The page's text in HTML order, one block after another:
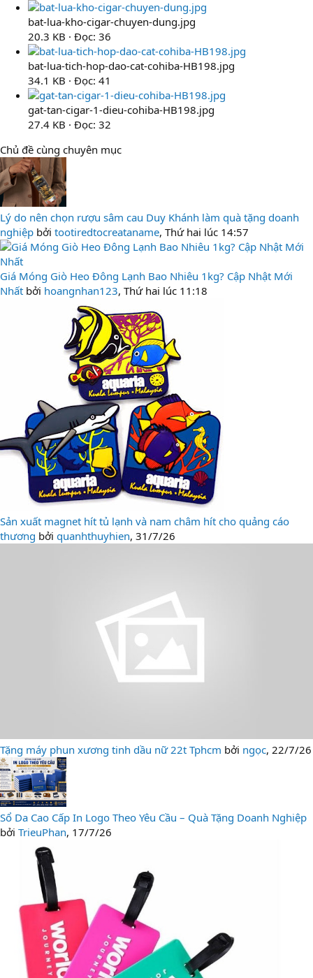
bat-lua-kho-cigar-chuyen-dung.jpg
20.3 KB · Đọc: 36
bat-lua-tich-hop-dao-cat-cohiba-HB198.jpg
34.1 KB · Đọc: 41
gat-tan-cigar-1-dieu-cohiba-HB198.jpg
27.4 KB · Đọc: 32
Chủ đề cùng chuyên mục
Lý do nên chọn rượu sâm cau Duy Khánh làm quà tặng doanh
nghiệp bởi tootiredtocreataname, Thứ hai lúc 14:57
Giá Móng Giò Heo Đông Lạnh Bao Nhiêu 1kg? Cập Nhật Mới
Nhất bởi hoangnhan123, Thứ hai lúc 11:18
Sản xuất magnet hít tủ lạnh và nam châm hít cho quảng cáo
thương bởi quanhthuyhien, 31/7/26
Tặng máy phun xương tinh dầu nữ 22t Tphcm bởi ngọc, 22/7/26
Sổ Da Cao Cấp In Logo Theo Yêu Cầu – Quà Tặng Doanh Nghiệp
bởi TrieuPhan, 17/7/26